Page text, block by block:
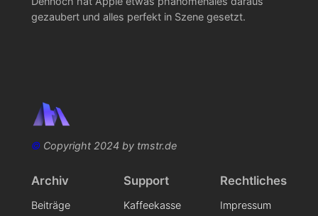
gezaubert und alles perfekt in Szene gesetzt.
©Copyright 2024 by tmstr.de
Archiv
Beiträge
Support
Kaffeekasse
Rechtliches
Impressum